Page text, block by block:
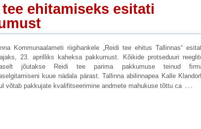
ehitamiseks esitati
Kommunaalameti riigihankele „Reidi tee ehitus Tallinnas“
23. aprilliks kaheksa pakkumust. Kõikide protseduuri
jõutakse Reidi tee parima pakkumuse teinud
kuue nädala pärast. Tallinna abilinnapea Kalle
võtab pakkujate kvalifitseerimine andmete mahukuse tõttu ca …